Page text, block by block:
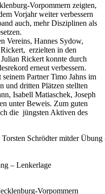
Vorpommern zeigten,
Vorjahr weiter verbessern
auch, mehr Disziplinen als
Vereins, Hannes Sydow,
erzielten in den
Rickert konnte durch
erneut verbessern.
Partner Timo Jahns im
dritten Plätzen stellten
Isabell Matiaschek, Joseph
unter Beweis. Zum guten
die jüngsten Aktiven des
– Lenkerlage
Vorpommern